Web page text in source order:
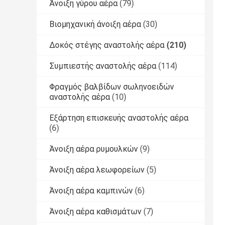
Άνοιξη γύρου αέρα (79)
Βιομηχανική άνοιξη αέρα (30)
Δοκός στέγης αναστολής αέρα (210)
Συμπιεστής αναστολής αέρα (114)
Φραγμός βαλβίδων σωληνοειδών
αναστολής αέρα (10)
Εξάρτηση επισκευής αναστολής αέρα
(6)
Άνοιξη αέρα ρυμουλκών (9)
Άνοιξη αέρα λεωφορείων (5)
Άνοιξη αέρα καμπινών (6)
Άνοιξη αέρα καθισμάτων (7)